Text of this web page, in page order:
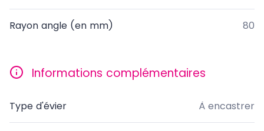
Rayon angle (en mm) 80
Informations complémentaires
Type d'évier À encastrer